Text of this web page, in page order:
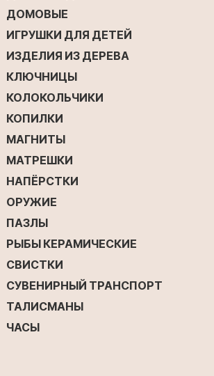
ДОМОВЫЕ
ИГРУШКИ ДЛЯ ДЕТЕЙ
ИЗДЕЛИЯ ИЗ ДЕРЕВА
КЛЮЧНИЦЫ
КОЛОКОЛЬЧИКИ
КОПИЛКИ
МАГНИТЫ
МАТРЕШКИ
НАПЁРСТКИ
ОРУЖИЕ
ПАЗЛЫ
РЫБЫ КЕРАМИЧЕСКИЕ
СВИСТКИ
СУВЕНИРНЫЙ ТРАНСПОРТ
ТАЛИСМАНЫ
ЧАСЫ